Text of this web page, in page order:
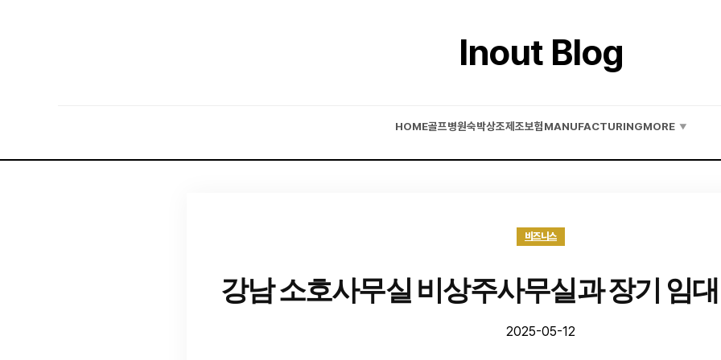
Inout Blog
HOME골프병원숙박상조제조보험MANUFACTURINGMORE ▼
비즈니스
강남 소호사무실 비상주사무실과 장기 임
2025-05-12